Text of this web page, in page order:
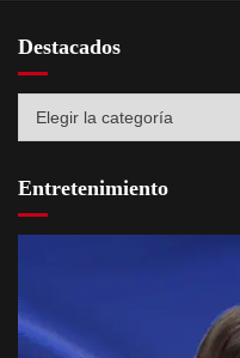
Destacados
Entretenimiento